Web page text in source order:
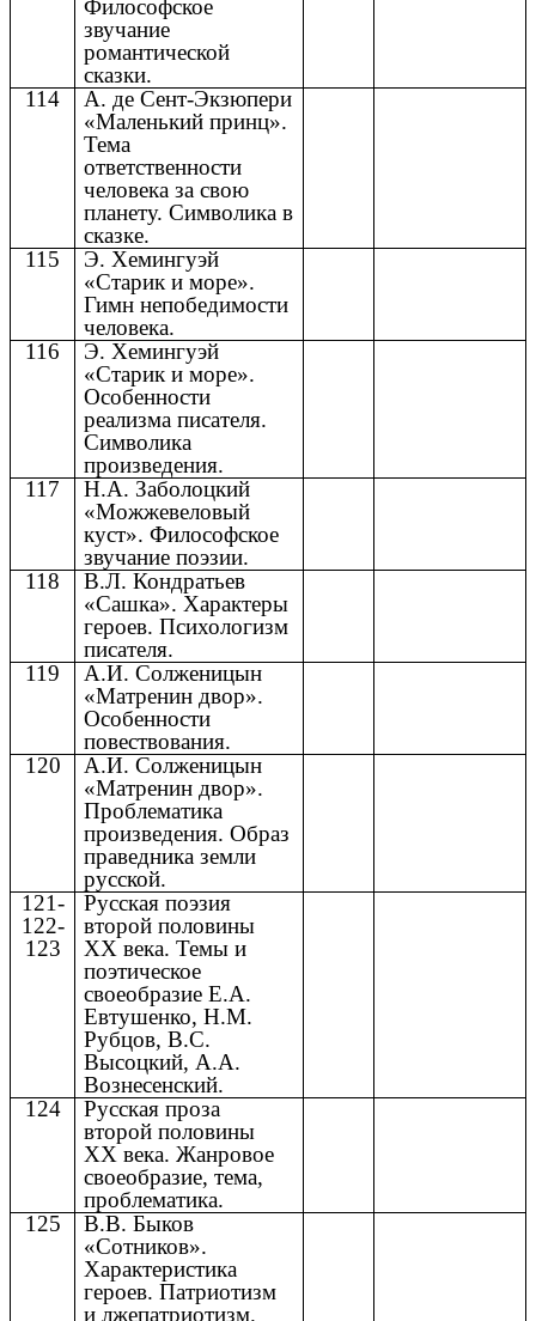
Философское
звучание
романтической
сказки.
114
А. де Сент-Экзюпери
«Маленький принц».
Тема
ответственности
человека за свою
планету. Символика в
сказке.
115
Э. Хемингуэй
«Старик и море».
Гимн непобедимости
человека.
116
Э. Хемингуэй
«Старик и море».
Особенности
реализма писателя.
Символика
произведения.
117
Н.А. Заболоцкий
«Можжевеловый
куст». Философское
звучание поэзии.
118
В.Л. Кондратьев
«Сашка». Характеры
героев. Психологизм
писателя.
119
А.И. Солженицын
«Матренин двор».
Особенности
повествования.
120
А.И. Солженицын
«Матренин двор».
Проблематика
произведения. Образ
праведника земли
русской.
121-
122-
123
Русская поэзия
второй половины
XX века. Темы и
поэтическое
своеобразие Е.А.
Евтушенко, Н.М.
Рубцов, В.С.
Высоцкий, А.А.
Вознесенский.
124
Русская проза
второй половины
XX века. Жанровое
своеобразие, тема,
проблематика.
125
В.В. Быков
«Сотников».
Характеристика
героев. Патриотизм
и лжепатриотизм.